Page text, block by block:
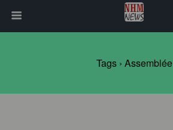
Tags › Assemblée